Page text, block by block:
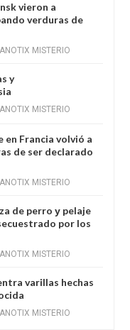
vieron a
verduras de
MISTERIO
y
MISTERIO
en Francia volvió a
de ser declarado
MISTERIO
de perro у pelaje
por los
MISTERIO
varillas hechas
MISTERIO